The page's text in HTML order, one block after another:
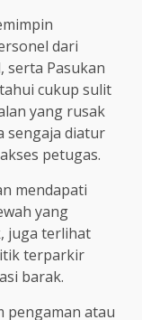
dari
serta Pasukan
cukup sulit
yang rusak
sengaja diatur
petugas.
mendapati
yang
juga terlihat
terparkir
barak.
pengaman atau